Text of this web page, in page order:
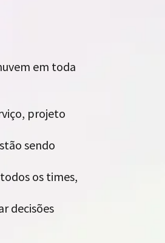
em toda
projeto
sendo
os times,
decisões